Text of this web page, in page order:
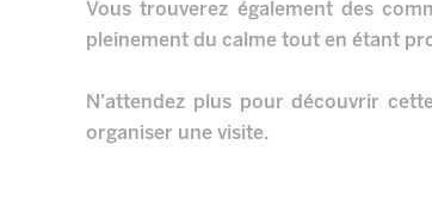
Vous trouverez également des
pleinement du calme tout en étant
N’attendez plus pour découvrir
organiser une visite.